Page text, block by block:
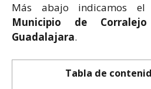
Más abajo indicamos el
Municipio de
Guadalajara.
Tabla de